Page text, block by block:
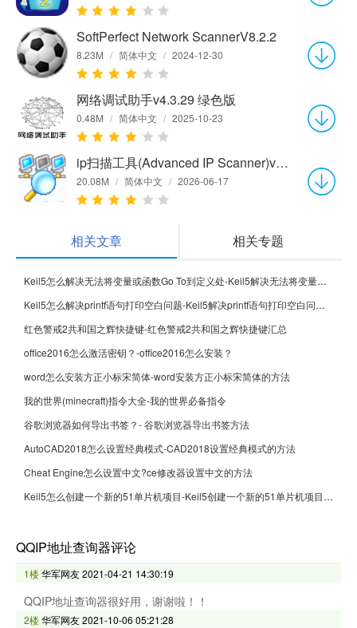
SoftPerfect Network ScannerV8.2.2
8.23M / 简体中文 / 2024-12-30
网络调试助手v4.3.29 绿色版
0.48M / 简体中文 / 2025-10-23
ip扫描工具(Advanced IP Scanner)v2.5.4594.1
20.08M / 简体中文 / 2026-06-17
相关文章 相关专题
Keil5怎么解决无法将变量或函数Go To到定义处-Keil5解决无法将变量或函数Go To到定义处的方法
Keil5怎么解决printf语句打印空白问题-Keil5解决printf语句打印空白问题的方法
红色警戒2共和国之辉快捷键-红色警戒2共和国之辉快捷键汇总
office2016怎么激活密钥？-office2016怎么安装？
word怎么安装方正小标宋简体-word安装方正小标宋简体的方法
我的世界(minecraft)指令大全-我的世界必备指令
谷歌浏览器如何导出书签？- 谷歌浏览器导出书签方法
AutoCAD2018怎么设置经典模式-CAD2018设置经典模式的方法
Cheat Engine怎么设置中文?ce修改器设置中文的方法
Keil5怎么创建一个新的51单片机项目-Keil5创建一个新的51单片机项目的方法
QQIP地址查询器评论
1楼华军网友2021-04-21 14:30:19
QQIP地址查询器很好用，谢谢啦！！
2楼华军网友2021-10-06 05:21:28